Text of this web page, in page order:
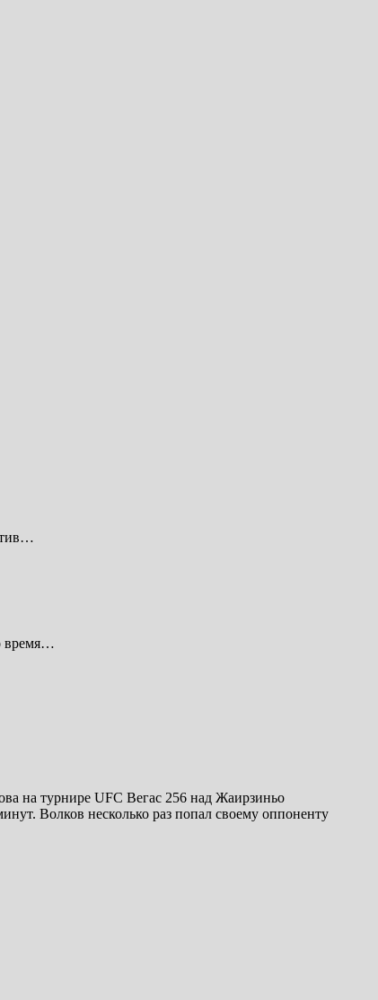
время…
на турнире UFC Вегас 256 над Жаирзиньо
Волков несколько раз попал своему оппоненту